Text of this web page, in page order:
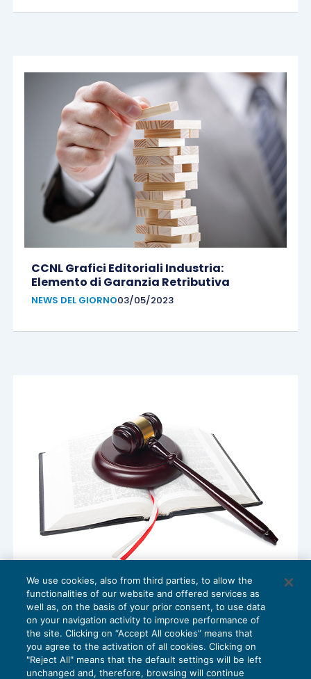
CCNL Grafici Editoriali Industria:
Elemento di Garanzia Retributiva
NEWS DEL GIORNO03/05/2023
Legittimità delle causali nel contratto a
tempo determinato
NEWS DEL GIORNO03/05/2023
We use cookies, also from third parties, to allow the
functionalities of our website and offered services as
well as, on the basis of your prior consent, to use data
on your navigation activity to improve performance of
the site. Clicking on “Accept All cookies” means that
you agree to the activation of all cookies. Clicking on
"Reject All" means that the default settings will be left
unchanged and, therefore, browsing will continue